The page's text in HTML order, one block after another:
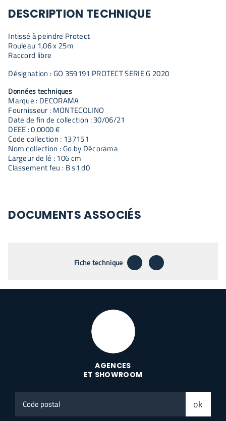
DESCRIPTION TECHNIQUE
Intissé à peindre Protect
Rouleau 1,06 x 25m
Raccord libre
Désignation : GO 359191 PROTECT SERIE G 2020
Données techniques
Marque : DECORAMA
Fournisseur : MONTECOLINO
Date de fin de collection : 30/06/21
DEEE : 0.0000 €
Code collection : 137151
Nom collection : Go by Décorama
Largeur de lé : 106 cm
Classement feu : B s1 d0
DOCUMENTS ASSOCIÉS
Fiche technique téléchargerenvoyer par
AGENCES
ET SHOWROOM
postal
ok